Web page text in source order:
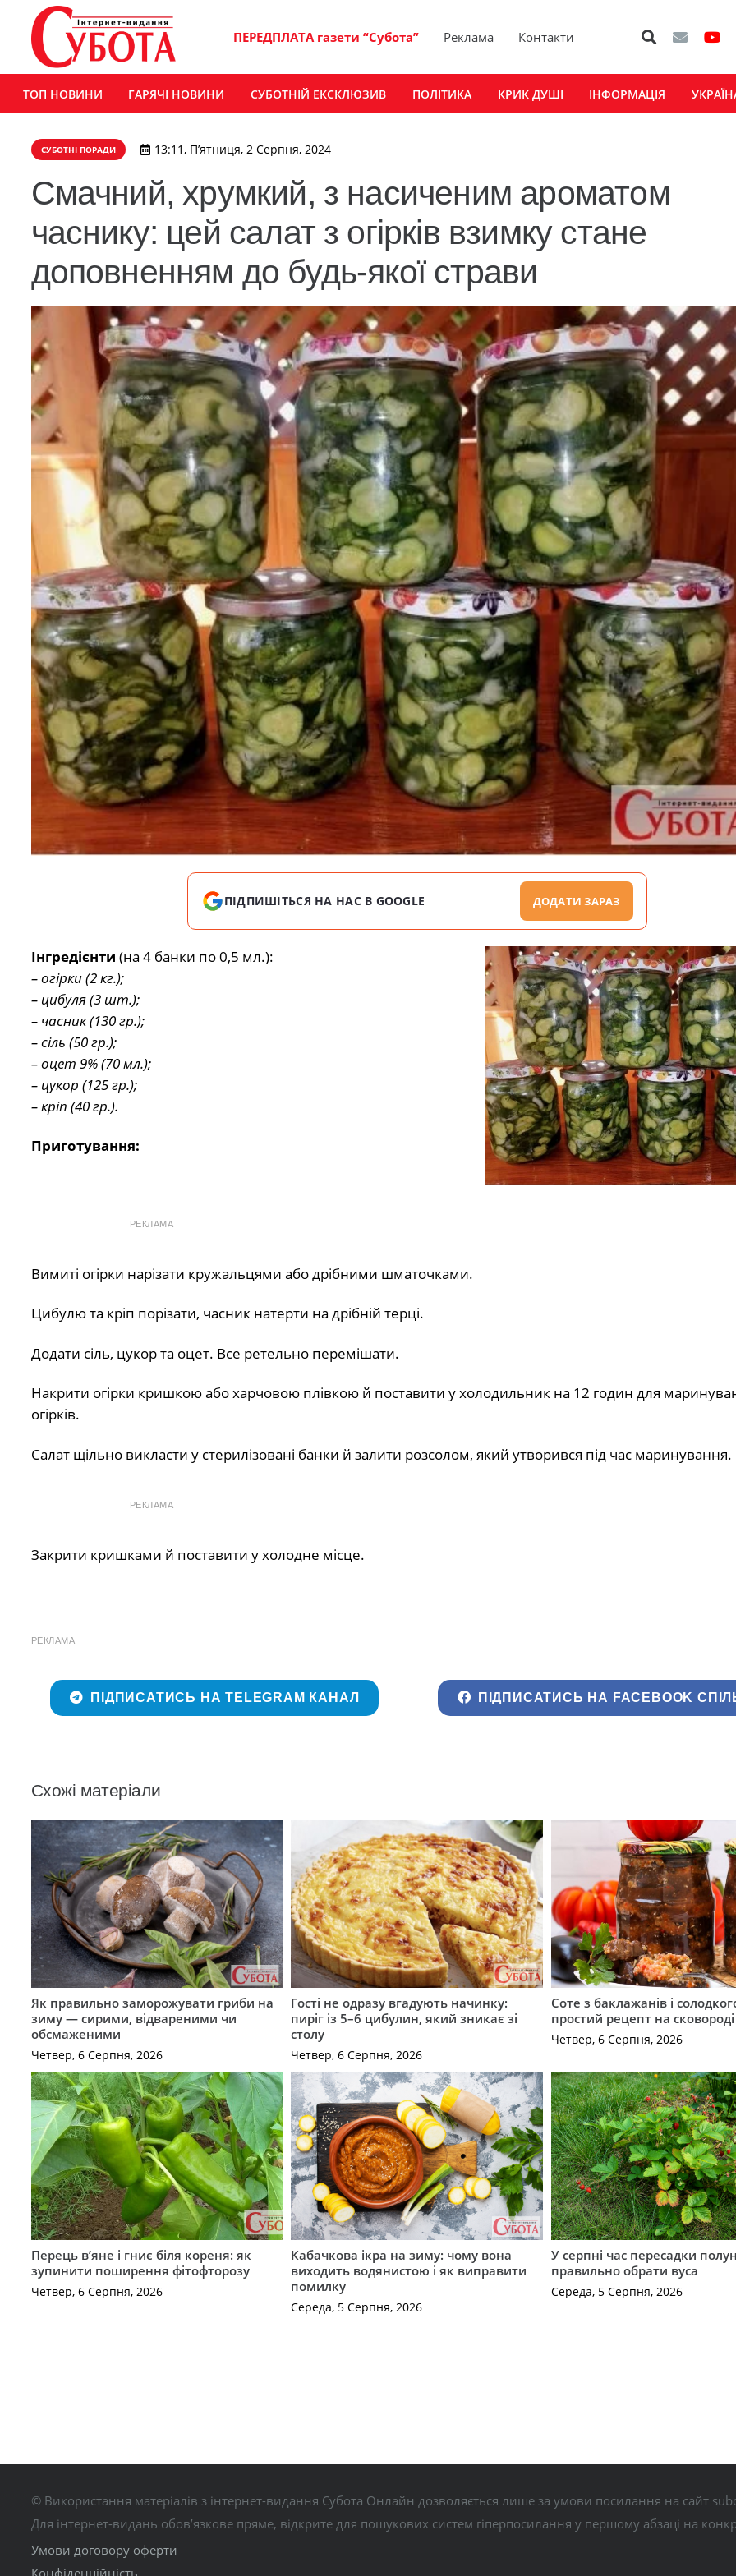
ПЕРЕДПЛАТА газети “Субота” Реклама Контакти
ТОП НОВИНИ ГАРЯЧІ НОВИНИ СУБОТНІЙ ЕКСКЛЮЗИВ ПОЛІТИКА КРИК ДУШІ ІНФОРМАЦІЯ
СУБОТНІ ПОРАДИ 13:11, П’ятниця, 2 Серпня, 2024
Смачний, хрумкий, з насиченим ароматом
часнику: цей салат з огірків взимку стане
доповненням до будь-якої страви
ПІДПИШІТЬСЯ НА НАС В GOOGLE ДОДАТИ ЗАРАЗ
Інгредієнти (на 4 банки по 0,5 мл.):
– огірки (2 кг.);
– цибуля (3 шт.);
– часник (130 гр.);
– сіль (50 гр.);
– оцет 9% (70 мл.);
– цукор (125 гр.);
– кріп (40 гр.).
Приготування:
РЕКЛАМА
Вимиті огірки нарізати кружальцями або дрібними шматочками.
Цибулю та кріп порізати, часник натерти на дрібній терці.
Додати сіль, цукор та оцет. Все ретельно перемішати.
Накрити огірки кришкою або харчовою плівкою й поставити у холодильник на 12 годин для
огірків.
Салат щільно викласти у стерилізовані банки й залити розсолом, який утворився під час маринування.
РЕКЛАМА
Закрити кришками й поставити у холодне місце.
РЕКЛАМА
ПІДПИСАТИСЬ НА TELEGRAM КАНАЛ ПІДПИСАТИСЬ НА FACEBOOK
Схожі матеріали
Як правильно заморожувати гриби на
зиму — сирими, відвареними чи
обсмаженими
Четвер, 6 Серпня, 2026
Гості не одразу вгадують начинку:
пиріг із 5–6 цибулин, який зникає зі
столу
Четвер, 6 Серпня, 2026
Соте з баклажанів і
простий рецепт на сковороді
Четвер, 6 Серпня, 2026
Перець в’яне і гниє біля кореня: як
зупинити поширення фітофторозу
Четвер, 6 Серпня, 2026
Кабачкова ікра на зиму: чому вона
виходить водянистою і як виправити
помилку
Середа, 5 Серпня, 2026
У серпні час пересадки
правильно обрати вуса
Середа, 5 Серпня, 2026
© Використання матеріалів з інтернет-видання Субота Онлайн дозволяється лише за умови посилання на сайт
Для інтернет-видань обов’язкове пряме, відкрите для пошукових систем гіперпосилання у першому абзаці на
Умови договору оферти